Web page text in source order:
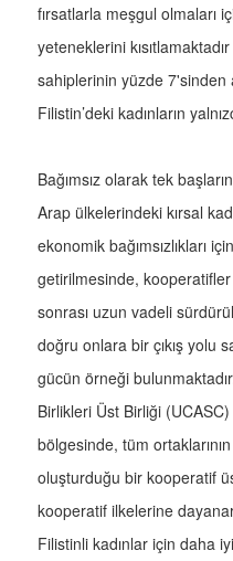
fırsatlarla meşgul olmaları
yeteneklerini
sahiplerinin yüzde 7'sinden
Filistin’deki kadınların
Bağımsız olarak tek
Arap ülkelerindeki kırsal
ekonomik bağımsızlıkları
getirilmesinde,
sonrası uzun vadeli
doğru onlara bir çıkış yolu
gücün örneği
Birlikleri Üst Birliği
bölgesinde, tüm
oluşturduğu bir kooperatif
kooperatif ilkelerine
Filistinli kadınlar için daha